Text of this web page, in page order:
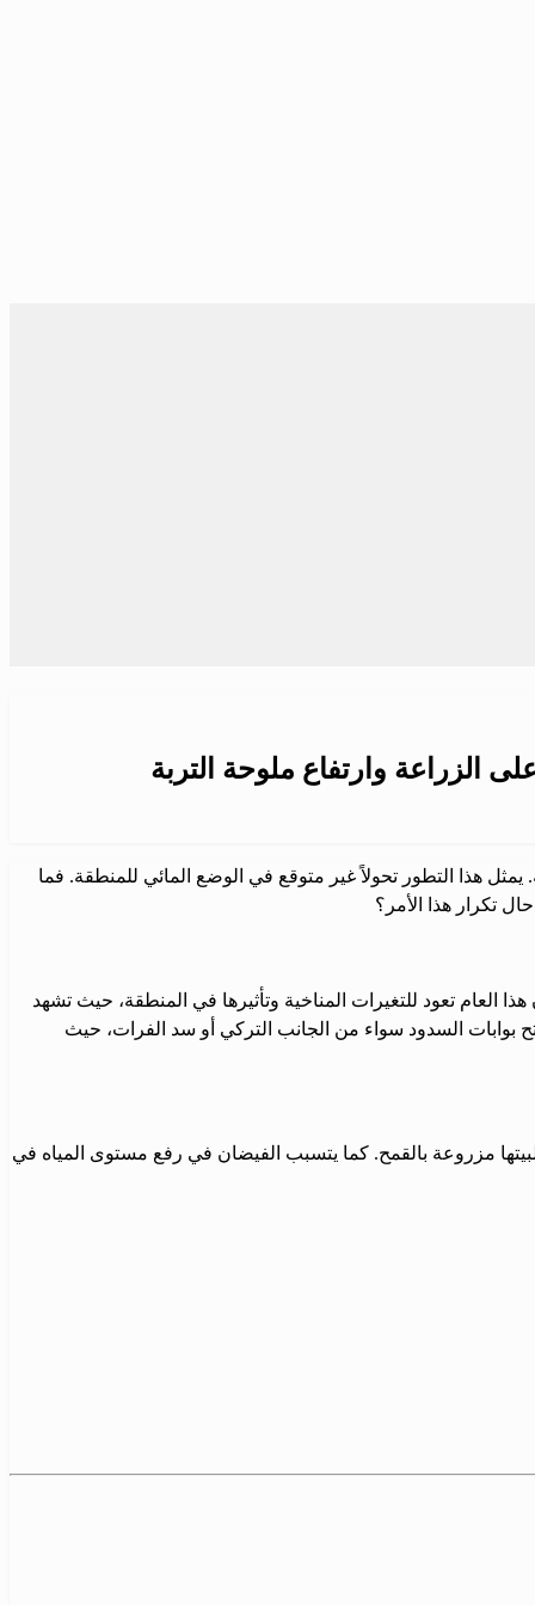
الزراعة وارتفاع ملوحة التربة
هذا التطور تحولاً غير متوقع في الوضع المائي للمنطقة. فما
تكرار هذا الأمر؟
العام تعود للتغيرات المناخية وتأثيرها في المنطقة، حيث تشهد
بوابات السدود سواء من الجانب التركي أو سد الفرات، حيث
أن لهذا الفيضان آثاراً كبيرة، أبرزها التأثير على الأراضي الزراعية في دير الزور والرقة بمعدل يقدر بحوالي 55%، وغالبيتها مزروعة بالقمح. كما يتسبب الفيضان في رفع مستوى المياه في